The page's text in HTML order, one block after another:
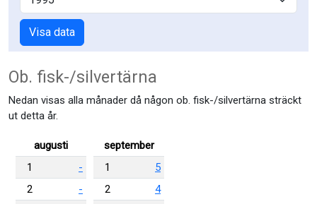
Visa data
Ob. fisk-/silvertärna
Nedan visas alla månader då någon ob. fisk-/silvertärna sträckt
ut detta år.
augusti
1
-
2
-
september
1
5
2
4